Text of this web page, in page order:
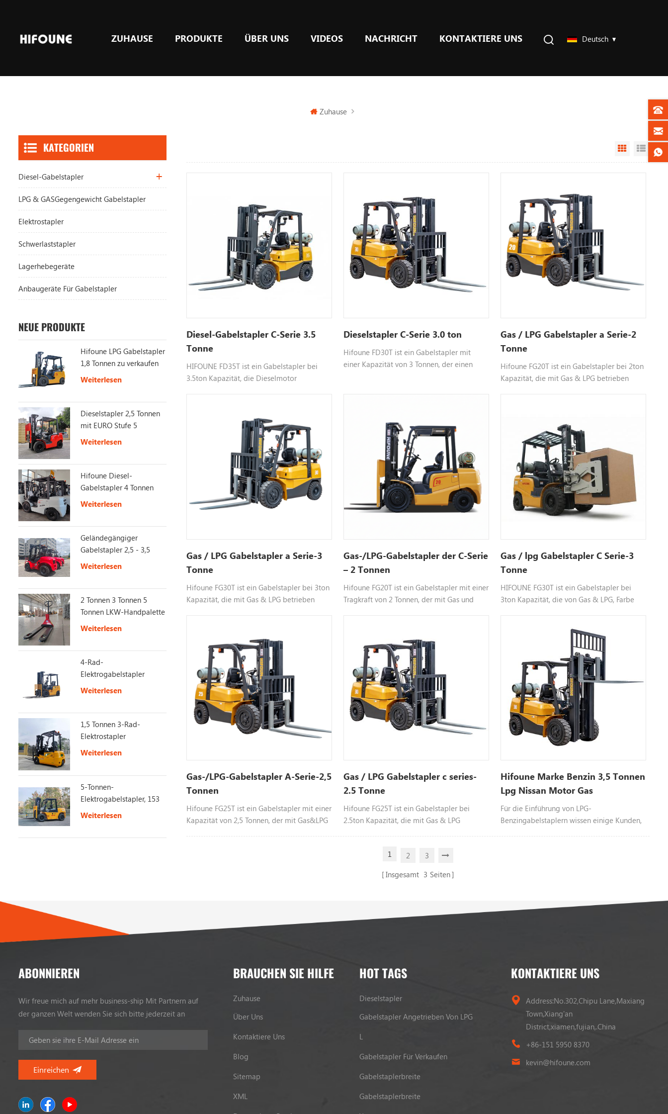
ZUHAUSE PRODUKTE ÜBER UNS VIDEOS NACHRICHT KONTAKTIERE UNS Deutsch
Zuhause
Grid View
List
Diesel-Gabelstapler C-Serie 3.5
Tonne
HIFOUNE FD35T ist ein Gabelstapler bei
3.5ton Kapazität, die Dieselmotor
Dieselstapler C-Serie 3.0 ton
Hifoune FD30T ist ein Gabelstapler mit
einer Kapazität von 3 Tonnen, der einen
Gas / LPG Gabelstapler a Serie-2
Tonne
Hifoune FG20T ist ein Gabelstapler bei 2ton
Kapazität, die mit Gas & LPG betrieben
Gas / LPG Gabelstapler a Serie-3
Tonne
Hifoune FG30T ist ein Gabelstapler bei 3ton
Kapazität, die mit Gas & LPG betrieben
Gas-/LPG-Gabelstapler der C-Serie
– 2 Tonnen
Hifoune FG20T ist ein Gabelstapler mit einer
Tragkraft von 2 Tonnen, der mit Gas und
Gas / lpg Gabelstapler C Serie-3
Tonne
HIFOUNE FG30T ist ein Gabelstapler bei
3ton Kapazität, die von Gas & LPG, Farbe
Gas-/LPG-Gabelstapler A-Serie-2,5
Tonnen
Hifoune FG25T ist ein Gabelstapler mit einer
Kapazität von 2,5 Tonnen, der mit Gas&LPG
Gas / LPG Gabelstapler c series-
2.5 Tonne
Hifoune FG25T ist ein Gabelstapler bei
2.5ton Kapazität, die mit Gas & LPG
Informationen
Hifoune Marke Benzin 3,5 Tonnen
Lpg Nissan Motor Gas
Gabelstapler zu verkaufen
Für die Einführung von LPG-
Benzingabelstaplern wissen einige Kunden,
1 2
3
Insgesamt 3 Seiten
KATEGORIEN
Diesel-Gabelstapler
LPG & GASGegengewicht Gabelstapler
Elektrostapler
Schwerlaststapler
Lagerhebegeräte
Anbaugeräte Für Gabelstapler
NEUE PRODUKTE
Hifoune LPG Gabelstapler
1,8 Tonnen zu verkaufen
Weiterlesen
Dieselstapler 2,5 Tonnen
mit EURO Stufe 5
Weiterlesen
Hifoune Diesel-
Gabelstapler 4 Tonnen
mit KUBOTA-Motor
Weiterlesen
Geländegängiger
Gabelstapler 2,5 - 3,5
Tonnen 4X4 2WD/4WD
Weiterlesen
2 Tonnen 3 Tonnen 5
Tonnen LKW-Handpalette
Weiterlesen
4-Rad-
Elektrogabelstapler
Weiterlesen
1,5 Tonnen 3-Rad-
Elektrostapler
Weiterlesen
5-Tonnen-
Elektrogabelstapler, 153
V, 230 Ah, lange
Weiterlesen
ABONNIEREN
Wir freue mich auf mehr business-ship Mit Partnern auf
der ganzen Welt wenden Sie sich bitte jederzeit an
BRAUCHEN SIE HILFE
Zuhause
Über Uns
Kontaktiere Uns
Blog
Sitemap
XML
HOT TAGS
Dieselstapler
Gabelstapler Angetrieben Von LPG
L
Gabelstapler Für Verkaufen
Gabelstaplerbreite
Gabelstaplerbreite
KONTAKTIERE UNS
Address:No.302,Chipu Lane,Maxiang
Town,Xiang'an
District,xiamen,fujian,.China
+86-151 5950 8370
kevin@hifoune.com